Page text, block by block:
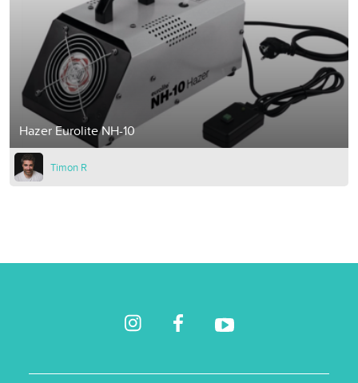
Hazer Eurolite NH-10
Timon R